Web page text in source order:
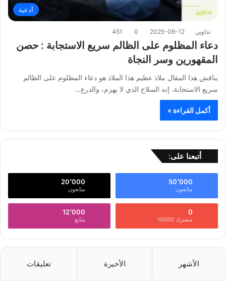
أدعية
تداوين 2025-06-12
0
451
دعاء المظلوم على الظالم سريع الاستجابة : حصن
المقهورين وسر النجاة
يناقش هذا المقال ملاذ عظيم هذا الملاذ هو دعاء المظلوم على الظالم
سريع الاستجابة. إنه السلاح الذي لا يهزم، والدرع…
أكمل القراءة »
أتبعنا على:
50٬000
متابعون
20٬000
متابعون
0
مشترك 10000
12٬000
متابع
الأشهر الأخيرة تعليقات